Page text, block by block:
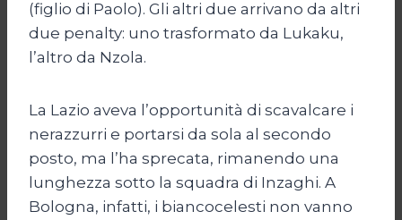
(figlio di Paolo). Gli altri due arrivano da altri
due penalty: uno trasformato da Lukaku,
l’altro da Nzola.
La Lazio aveva l’opportunità di scavalcare i
nerazzurri e portarsi da sola al secondo
posto, ma l’ha sprecata, rimanendo una
lunghezza sotto la squadra di Inzaghi. A
Bologna, infatti, i biancocelesti non vanno